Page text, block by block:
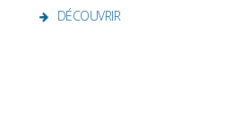
DÉCOUVRIR